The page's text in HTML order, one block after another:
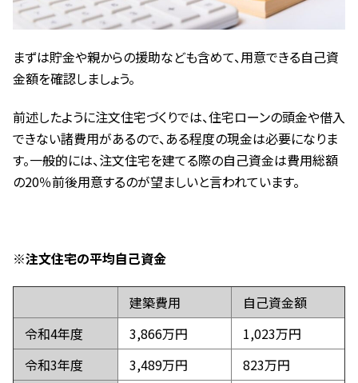
まずは貯金や親からの援助なども含めて、用意できる自己資
金額を確認しましょう。
前述したように注文住宅づくりでは、住宅ローンの頭金や借入
できない諸費用があるので、ある程度の現金は必要になりま
す。一般的には、注文住宅を建てる際の自己資金は費用総額
の20％前後用意するのが望ましいと言われています。
※注文住宅の平均自己資金
建築費用
自己資金額
令和4年度
3,866万円
1,023万円
令和3年度
3,489万円
823万円